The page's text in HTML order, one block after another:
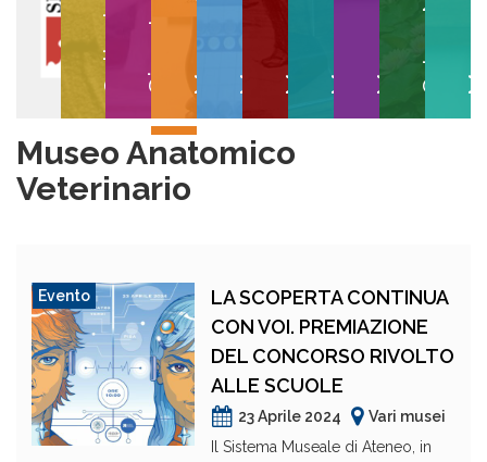
Museo Anatomico
Veterinario
Evento
LA SCOPERTA CONTINUA
CON VOI. PREMIAZIONE
DEL CONCORSO RIVOLTO
ALLE SCUOLE
23 Aprile 2024
Vari musei
Il Sistema Museale di Ateneo, in